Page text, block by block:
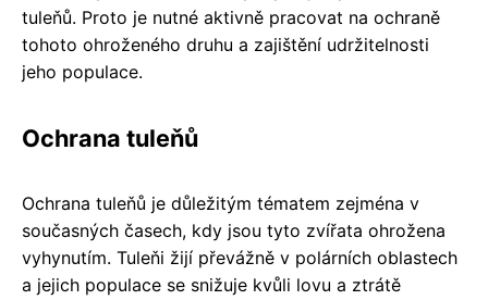
tuleňů. Proto je nutné aktivně pracovat na ochraně
tohoto ohroženého druhu a zajištění udržitelnosti
jeho populace.
Ochrana tuleňů
Ochrana tuleňů je důležitým tématem zejména v
současných časech, kdy jsou tyto zvířata ohrožena
vyhynutím. Tuleňi žijí převážně v polárních oblastech
a jejich populace se snižuje kvůli lovu a ztrátě